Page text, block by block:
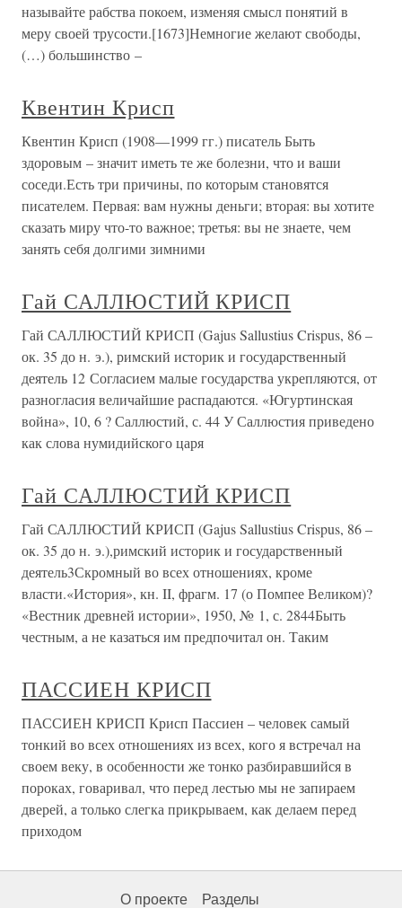
называйте рабства покоем, изменяя смысл понятий в
меру своей трусости.[1673]Немногие желают свободы,
(…) большинство –
Квентин Крисп
Квентин Крисп (1908—1999 гг.) писатель Быть
здоровым – значит иметь те же болезни, что и ваши
соседи.Есть три причины, по которым становятся
писателем. Первая: вам нужны деньги; вторая: вы хотите
сказать миру что-то важное; третья: вы не знаете, чем
занять себя долгими зимними
Гай САЛЛЮСТИЙ КРИСП
Гай САЛЛЮСТИЙ КРИСП (Gajus Sallustius Crispus, 86 –
ок. 35 до н. э.), римский историк и государственный
деятель 12 Согласием малые государства укрепляются, от
разногласия величайшие распадаются. «Югуртинская
война», 10, 6 ? Саллюстий, с. 44 У Саллюстия приведено
как слова нумидийского царя
Гай САЛЛЮСТИЙ КРИСП
Гай САЛЛЮСТИЙ КРИСП (Gajus Sallustius Crispus, 86 –
ок. 35 до н. э.),римский историк и государственный
деятель3Скромный во всех отношениях, кроме
власти.«История», кн. II, фрагм. 17 (о Помпее Великом)?
«Вестник древней истории», 1950, № 1, с. 2844Быть
честным, а не казаться им предпочитал он. Таким
ПАССИЕН КРИСП
ПАССИЕН КРИСП Крисп Пассиен – человек самый
тонкий во всех отношениях из всех, кого я встречал на
своем веку, в особенности же тонко разбиравшийся в
пороках, говаривал, что перед лестью мы не запираем
дверей, а только слегка прикрываем, как делаем перед
приходом
О проекте Разделы